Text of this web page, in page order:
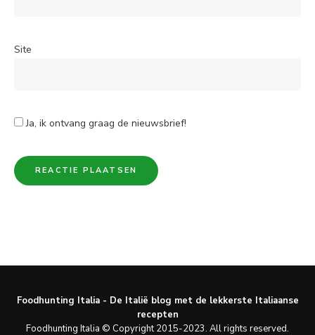
Site
Ja, ik ontvang graag de nieuwsbrief!
Foodhunting Italia - De Italië blog met de lekkerste Italiaanse
recepten
Foodhunting Italia © Copyright 2015-2023. All rights reserved.